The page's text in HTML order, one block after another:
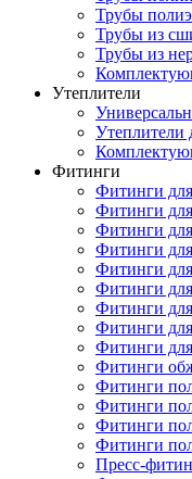
Трубы
Трубы из
Трубы из
Утеплители
Утеплители
Фитинги
Фитинги для
Фитинги
Фитинги
Фитинги
Фитинги
Фитинги
Фитинги
Фитинги
Фитинги
Фитинги
Фитинги
Фитинги
Фитинги
Фитинги
Пресс-